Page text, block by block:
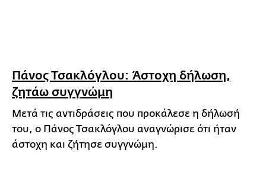
Πάνος Τσακλόγλου: Άστοχη δήλωση,
ζητάω συγγνώμη
Μετά τις αντιδράσεις που προκάλεσε η δήλωσή
του, ο Πάνος Τσακλόγλου αναγνώρισε ότι ήταν
άστοχη και ζήτησε συγγνώμη.